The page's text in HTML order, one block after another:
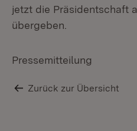
jetzt die Präsidentschaft
übergeben.
Pressemitteilung
Zurück zur Übersicht